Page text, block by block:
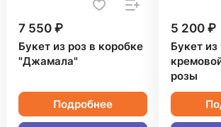
7 550 ₽
Букет из роз в коробке
"Джамала"
Подробнее
5 200 ₽
Букет из
розы